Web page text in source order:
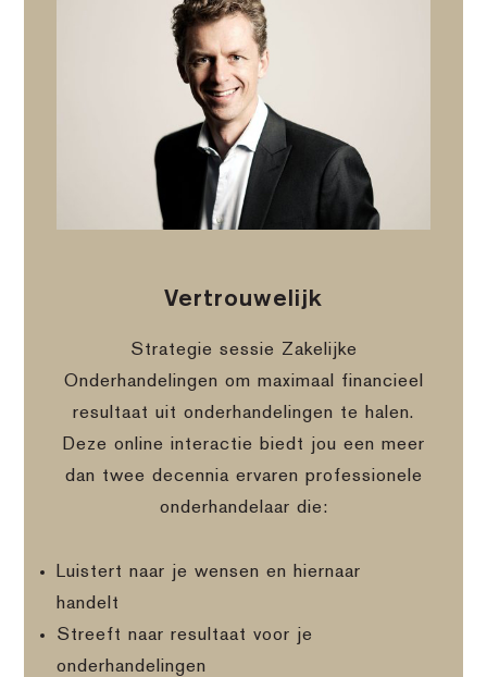
Vertrouwelijk
Strategie sessie Zakelijke
Onderhandelingen om maximaal financieel
resultaat uit onderhandelingen te halen.
Deze online interactie biedt jou een meer
dan twee decennia ervaren professionele
onderhandelaar die:
Luistert naar je wensen en hiernaar
handelt
Streeft naar resultaat voor je
onderhandelingen